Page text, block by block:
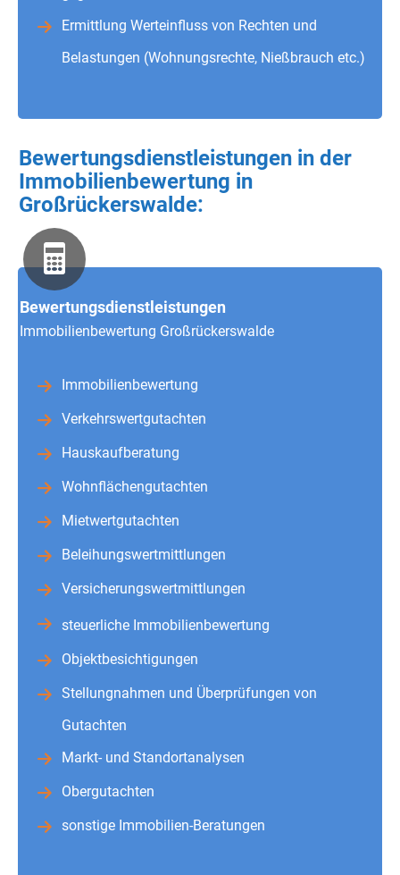
Ermittlung Werteinfluss von Rechten und
Belastungen (Wohnungsrechte, Nießbrauch etc.)
Bewertungsdienstleistungen in der
Immobilienbewertung in
Großrückerswalde:
Bewertungsdienstleistungen
Immobilienbewertung Großrückerswalde
Immobilienbewertung
Verkehrswertgutachten
Hauskaufberatung
Wohnflächengutachten
Mietwertgutachten
Beleihungswertmittlungen
Versicherungswertmittlungen
steuerliche Immobilienbewertung
Objektbesichtigungen
Stellungnahmen und Überprüfungen von
Gutachten
Markt- und Standortanalysen
Obergutachten
sonstige Immobilien-Beratungen